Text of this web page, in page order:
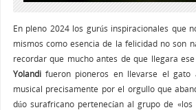
En pleno 2024 los gurús inspiracionales que
mismos como esencia de la felicidad no son
recordar que mucho antes de que llegara
Yolandifueron pioneros en llevarse el gato
musical precisamente por el orgullo que
dúo surafricano pertenecían al grupo de